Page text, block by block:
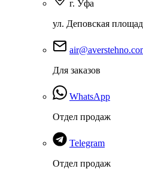
г. Уфа
ул. Деповская
Для заказов
WhatsApp
Отдел продаж
Telegram
Отдел продаж